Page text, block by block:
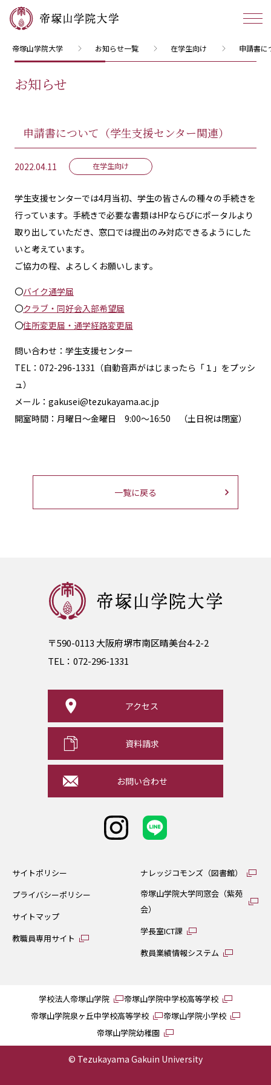
帝塚山学院大学 お知らせ一覧 在学生向け 申請書に
お知らせ
申請書について（学生支援センター関連）
2022.04.11 在学生向け
学生支援センターでは4月当初、学生の皆さんの種々の手続きを
行っています。手続きで必要な書類はHPならびにポータルより
取り出していただき、窓口では提出のみ対応できるようにした
いと考えています。
ご協力の程、よろしくお願いします。
〇バイク通学届
〇クラブ・同好会入部希望届
〇住所変更届・通学経路変更届
問い合わせ：学生支援センター
TEL：072-296-1331（自動音声がはじまったら「１」をプッシ
ュ）
メール：gakusei@tezukayama.ac.jp
開室時間：月曜日～金曜日 9:00～16:50 （土日祝は閉室）
一覧に戻る
〒590-0113 大阪府堺市南区晴美台4-2-2
TEL： 072-296-1331
アクセス
資料請求
お問い合わせ
サイトポリシー
プライバシーポリシー
サイトマップ
教職員専用サイト
ナレッジコモンズ（図書館）
帝塚山学院大学同窓会（紫苑
会）
学長室ICT課
教員業績情報システム
学校法人帝塚山学院
帝塚山学院中学校高等学校
帝塚山学院泉ヶ丘中学校高等学校
帝塚山学院小学校
帝塚山学院幼稚園
© Tezukayama Gakuin University